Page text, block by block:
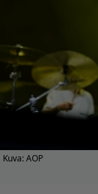
Kuva: AOP